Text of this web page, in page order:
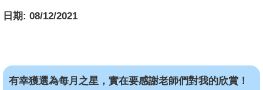
日期: 08/12/2021
有幸獲選為每月之星，實在要感謝老師們對我的欣賞！